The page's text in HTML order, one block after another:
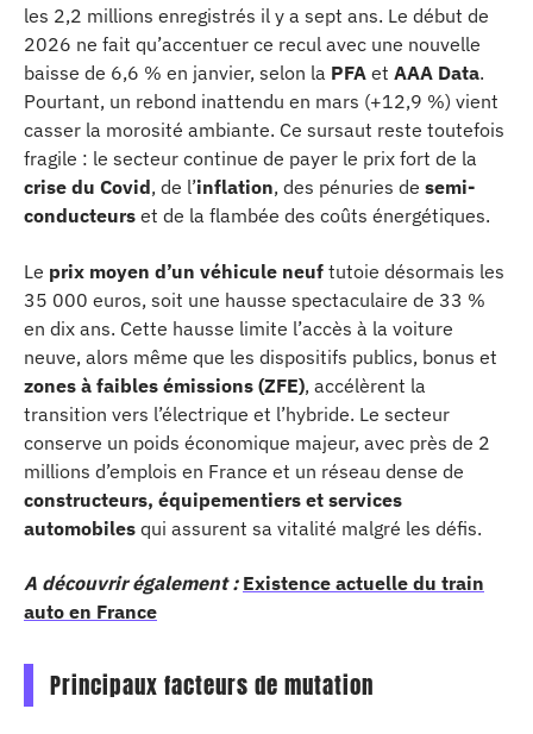
les 2,2 millions enregistrés il y a sept ans. Le début de
2026 ne fait qu’accentuer ce recul avec une nouvelle
baisse de 6,6 % en janvier, selon la PFA et AAA Data.
Pourtant, un rebond inattendu en mars (+12,9 %) vient
casser la morosité ambiante. Ce sursaut reste toutefois
fragile : le secteur continue de payer le prix fort de la
crise du Covid, de l’inflation, des pénuries de semi-
conducteurs et de la flambée des coûts énergétiques.
Le prix moyen d’un véhicule neuf tutoie désormais les
35 000 euros, soit une hausse spectaculaire de 33 %
en dix ans. Cette hausse limite l’accès à la voiture
neuve, alors même que les dispositifs publics, bonus et
zones à faibles émissions (ZFE), accélèrent la
transition vers l’électrique et l’hybride. Le secteur
conserve un poids économique majeur, avec près de 2
millions d’emplois en France et un réseau dense de
constructeurs, équipementiers et services
automobiles qui assurent sa vitalité malgré les défis.
A découvrir également : Existence actuelle du train
auto en France
Principaux facteurs de mutation